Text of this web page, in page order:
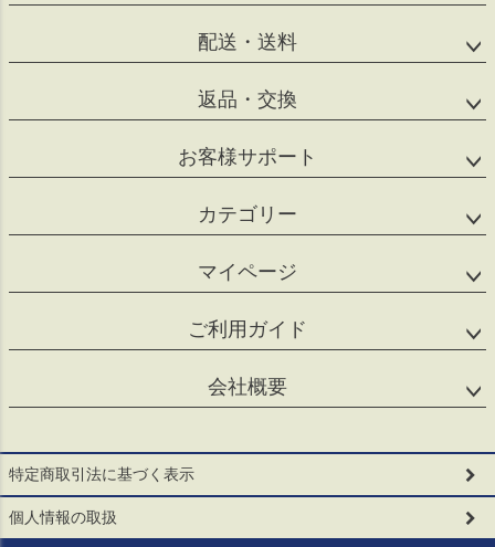
配送・送料
返品・交換
お客様サポート
カテゴリー
マイページ
ご利用ガイド
会社概要
特定商取引法に基づく表示
個人情報の取扱